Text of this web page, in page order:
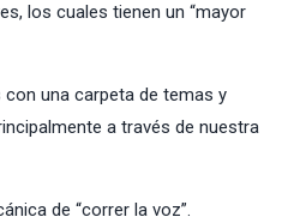
los cuales tienen un “mayor
una carpeta de temas y
a través de nuestra
de “correr la voz”.